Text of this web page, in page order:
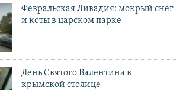
Февральская Ливадия: мокрый снег
и коты в царском парке
День Святого Валентина в
крымской столице